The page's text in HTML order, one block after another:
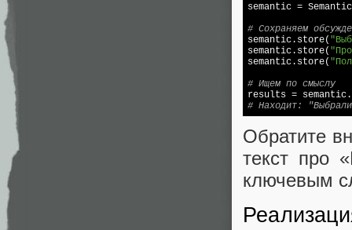
semantic =
# Сохраняем
semantic.store(
semantic.store(
semantic.store(
# Ищем по смыслу
results =
# Находит:
Обратите
текст про
ключевым